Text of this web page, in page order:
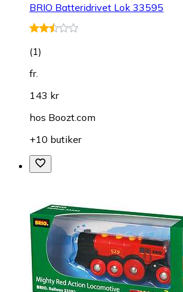
BRIO Batteridrivet Lok 33595
(1)
fr.
143 kr
hos Boozt.com
+10 butiker